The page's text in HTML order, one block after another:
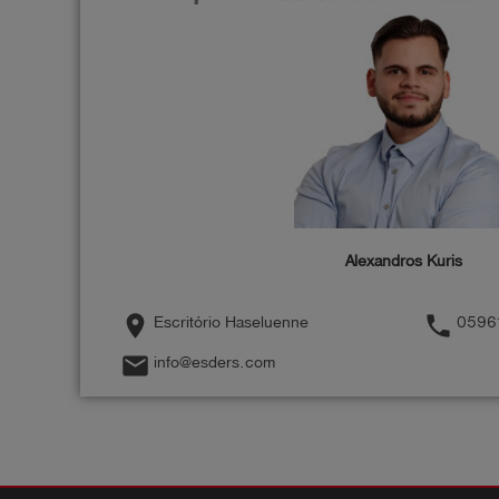
Alexandros Kuris
place Escritório Haseluenne phone
mail info@esders.com